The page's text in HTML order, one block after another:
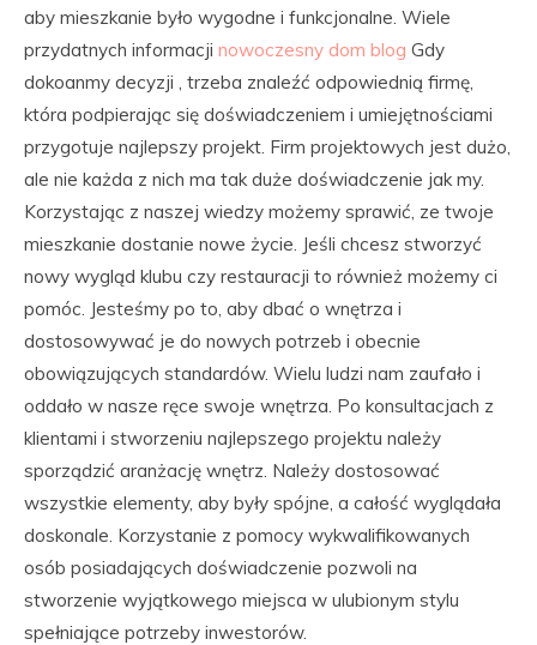
aby mieszkanie było wygodne i funkcjonalne. Wiele
przydatnych informacji nowoczesny dom blog Gdy
dokoanmy decyzji , trzeba znaleźć odpowiednią firmę,
która podpierając się doświadczeniem i umiejętnościami
przygotuje najlepszy projekt. Firm projektowych jest dużo,
ale nie każda z nich ma tak duże doświadczenie jak my.
Korzystając z naszej wiedzy możemy sprawić, ze twoje
mieszkanie dostanie nowe życie. Jeśli chcesz stworzyć
nowy wygląd klubu czy restauracji to również możemy ci
pomóc. Jesteśmy po to, aby dbać o wnętrza i
dostosowywać je do nowych potrzeb i obecnie
obowiązujących standardów. Wielu ludzi nam zaufało i
oddało w nasze ręce swoje wnętrza. Po konsultacjach z
klientami i stworzeniu najlepszego projektu należy
sporządzić aranżację wnętrz. Należy dostosować
wszystkie elementy, aby były spójne, a całość wyglądała
doskonale. Korzystanie z pomocy wykwalifikowanych
osób posiadających doświadczenie pozwoli na
stworzenie wyjątkowego miejsca w ulubionym stylu
spełniające potrzeby inwestorów.